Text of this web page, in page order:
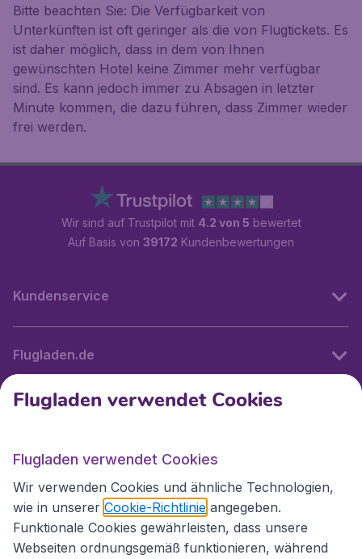
Bitte beachten Sie: Die Verfügbarkeit von
Unterkünften ist oft geringer als die von Flugtickets. Es
ist daher möglich, dass in dem von Ihnen
gewünschten Hotel keine Zimmer mehr verfügbar
sind. Es kann jedoch immer zu Absagen in letzter
Minute kommen, die dazu führen, dass Zimmer wieder
frei werden.
Wir sind auf Trustpilot mit 4.2 von 5 bewertet
Auf Basis von 39172 Kundenbewertungen
Kundenservice
Flugladen.de
Internationale Webseiten
Folgen Sie uns:
Flugladen verwendet Cookies
Flugladen verwendet Cookies
Wir verwenden Cookies und ähnliche Technologien,
wie in unserer Cookie-Richtlinie angegeben.
Funktionale Cookies gewährleisten, dass unsere
Webseiten ordnungsgemäß funktionieren, während